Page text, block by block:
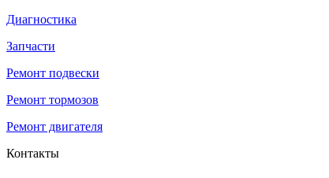
Диагностика
Запчасти
Ремонт подвески
Ремонт тормозов
Ремонт двигателя
Контакты